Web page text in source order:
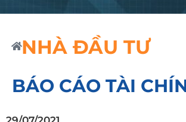
NHÀ ĐẦU TƯ
BÁO CÁO TÀI